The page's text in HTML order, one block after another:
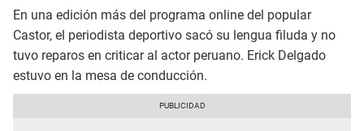
En una edición más del programa online del popular
Castor, el periodista deportivo sacó su lengua filuda y no
tuvo reparos en criticar al actor peruano. Erick Delgado
estuvo en la mesa de conducción.